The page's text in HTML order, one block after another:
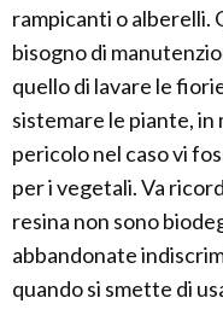
rampicanti o alberelli.
bisogno di
quello di lavare le
sistemare le piante, in
pericolo nel caso vi
per i vegetali. Va
resina non sono
abbandonate
quando si smette di